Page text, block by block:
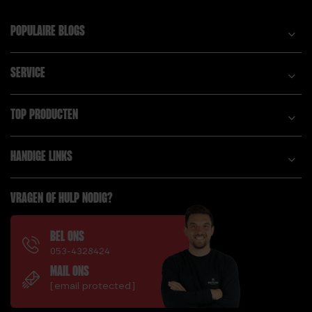
POPULAIRE BLOGS
SERVICE
TOP PRODUCTEN
HANDIGE LINKS
VRAGEN OF HULP NODIG?
BEL ONS
053-4328424
MAIL ONS
[email protected]